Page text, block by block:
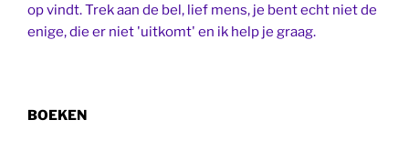
op vindt. Trek aan de bel, lief mens, je bent echt niet de
enige, die er niet 'uitkomt' en ik help je graag.
BOEKEN